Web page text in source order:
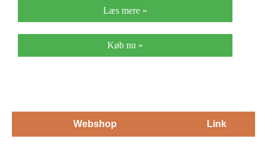
Læs mere »
Køb nu »
Webshop Link